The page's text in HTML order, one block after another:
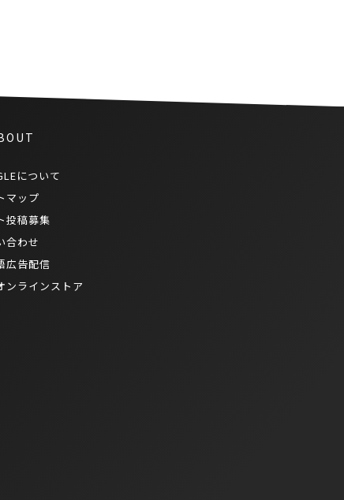
について
マップ
投稿募集
合わせ
広告配信
ンラインストア